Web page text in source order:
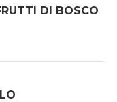
DI BOSCO